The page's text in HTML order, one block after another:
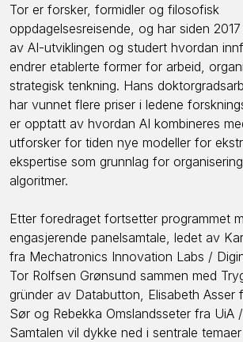
Tor er forsker, formidler og filosofisk
oppdagelsesreisende, og har siden
av AI-utviklingen og studert hvordan
endrer etablerte former for arbeid,
strategisk tenkning. Hans
har vunnet flere priser i ledene
er opptatt av hvordan AI kombineres
utforsker for tiden nye modeller for
ekspertise som grunnlag for
algoritmer.
Etter foredraget fortsetter programmet
engasjerende panelsamtale, ledet av
fra Mechatronics Innovation Labs /
Tor Rolfsen Grønsund sammen med
gründer av Databutton, Elisabeth Asser
Sør og Rebekka Omslandsseter fra UiA
Samtalen vil dykke ned i sentrale